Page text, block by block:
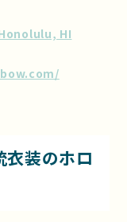
HI
装のホロ